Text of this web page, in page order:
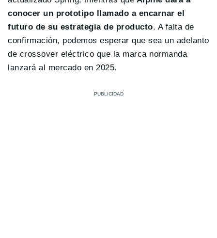
conocer un prototipo llamado a encarnar el
futuro de su estrategia de producto. A falta de
confirmación, podemos esperar que sea un adelanto
de crossover eléctrico que la marca normanda
lanzará al mercado en 2025.